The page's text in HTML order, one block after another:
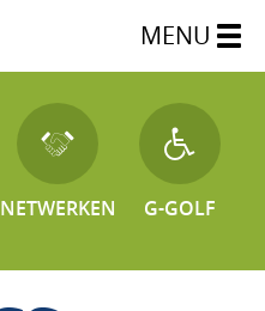
MENU
NETWERKEN G-GOLF